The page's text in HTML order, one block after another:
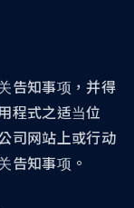
告知事项，并得
程式之适当位
司网站上或行动
告知事项。